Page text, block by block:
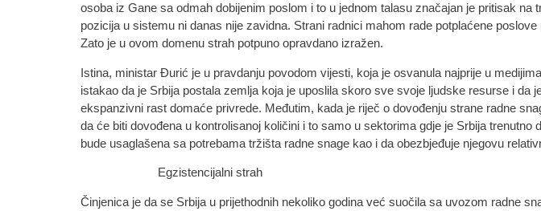
osoba iz Gane sa odmah dobijenim poslom i to u jednom talasu značajan je pritisak
pozicija u sistemu ni danas nije zavidna. Strani radnici mahom rade potplaćene
Zato je u ovom domenu strah potpuno opravdano izražen.
Istina, ministar Đurić je u pravdanju povodom vijesti, koja je osvanula najprije u
istakao da je Srbija postala zemlja koja je uposlila skoro sve svoje ljudske resurse i da
ekspanzivni rast domaće privrede. Međutim, kada je riječ o dovođenju strane radne
da će biti dovođena u kontrolisanoj količini i to samo u sektorima gdje je Srbija
bude usaglašena sa potrebama tržišta radne snage kao i da obezbjeđuje njegovu
Egzistencijalni strah
Činjenica je da se Srbija u prijethodnih nekoliko godina već suočila sa uvozom radne